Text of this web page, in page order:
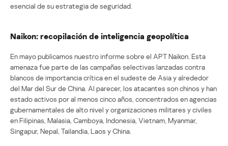
esencial de su estrategia de seguridad.
Naikon: recopilación de inteligencia geopolítica
En mayo publicamos nuestro informe sobre el APT Naikon. Esta
amenaza fue parte de las campañas selectivas lanzadas contra
blancos de importancia crítica en el sudeste de Asia y alrededor
del Mar del Sur de China. Al parecer, los atacantes son chinos y han
estado activos por al menos cinco años, concentrados en agencias
gubernamentales de alto nivel y organizaciones militares y civiles
en Filipinas, Malasia, Camboya, Indonesia, Vietnam, Myanmar,
Singapur, Nepal, Tailandia, Laos y China.